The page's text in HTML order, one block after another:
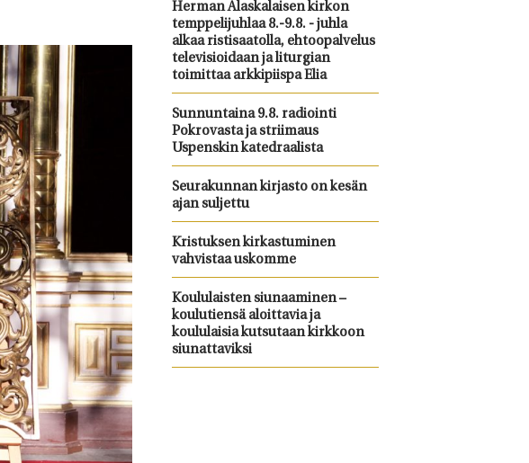
Herman Alaskalaisen kirkon
temppelijuhlaa 8.-9.8. - juhla
alkaa ristisaatolla, ehtoopalvelus
televisioidaan ja liturgian
toimittaa arkkipiispa Elia
Sunnuntaina 9.8. radiointi
Pokrovasta ja striimaus
Uspenskin katedraalista
Seurakunnan kirjasto on kesän
ajan suljettu
Kristuksen kirkastuminen
vahvistaa uskomme
Koululaisten siunaaminen –
koulutiensä aloittavia ja
koululaisia kutsutaan kirkkoon
siunattaviksi